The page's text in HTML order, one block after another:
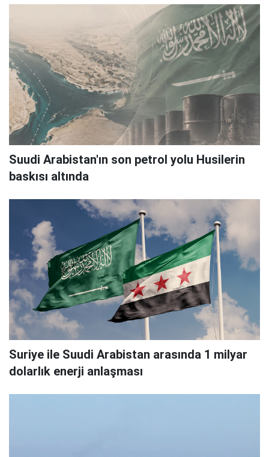
Suudi Arabistan'ın son petrol yolu Husilerin
baskısı altında
Suriye ile Suudi Arabistan arasında 1 milyar
dolarlık enerji anlaşması